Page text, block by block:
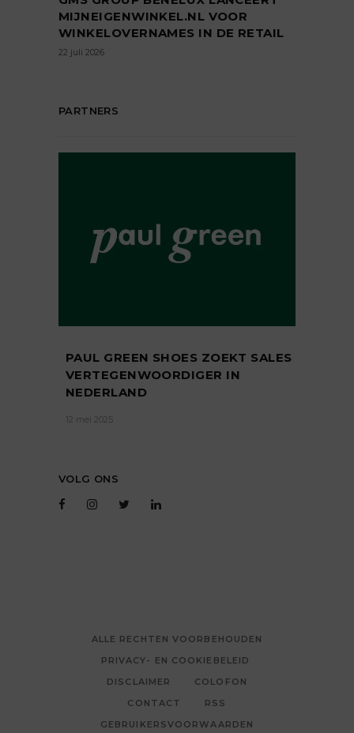
MIJNEIGENWINKEL.NL VOOR
WINKELOVERNAMES IN DE RETAIL
22 juli 2026
PARTNERS
PAUL GREEN SHOES ZOEKT SALES
VERTEGENWOORDIGER IN
NEDERLAND
12 mei 2025
VOLG ONS
ALLE RECHTEN VOORBEHOUDEN
PRIVACY- EN COOKIEBELEID
DISCLAIMER
COLOFON
CONTACT
RSS
GEBRUIKERSVOORWAARDEN